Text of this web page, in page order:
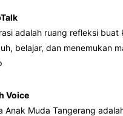
adalah ruang refleksi buat
belajar, dan menemukan
Voice
Anak Muda Tangerang